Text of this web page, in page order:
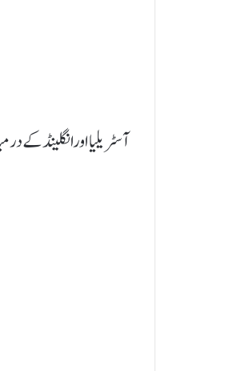
آسٹریلیا اورانگلینڈ کے درمیان